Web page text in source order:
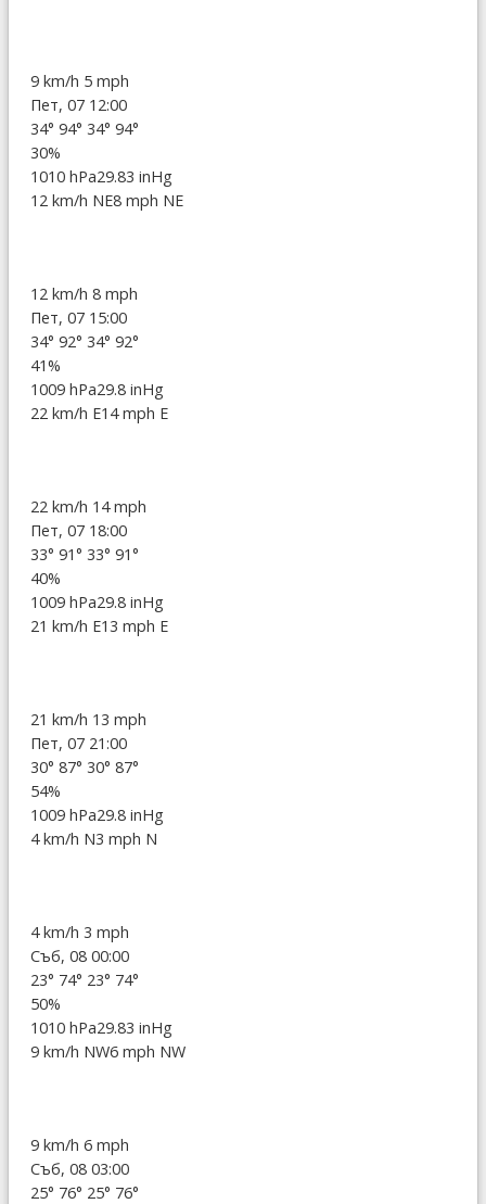
9 km/h 5 mph
Пет, 07 12:00
34° 94° 34° 94°
30%
1010 hPa29.83 inHg
12 km/h NE8 mph NE
12 km/h 8 mph
Пет, 07 15:00
34° 92° 34° 92°
41%
1009 hPa29.8 inHg
22 km/h E14 mph E
22 km/h 14 mph
Пет, 07 18:00
33° 91° 33° 91°
40%
1009 hPa29.8 inHg
21 km/h E13 mph E
21 km/h 13 mph
Пет, 07 21:00
30° 87° 30° 87°
54%
1009 hPa29.8 inHg
4 km/h N3 mph N
4 km/h 3 mph
Съб, 08 00:00
23° 74° 23° 74°
50%
1010 hPa29.83 inHg
9 km/h NW6 mph NW
9 km/h 6 mph
Съб, 08 03:00
25° 76° 25° 76°